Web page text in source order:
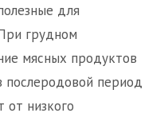
для
грудном
мясных продуктов
послеродовой период
низкого